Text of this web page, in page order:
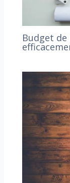
Budget